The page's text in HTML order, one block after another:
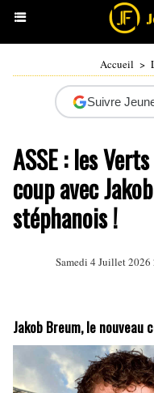
Accueil >
Suivre
ASSE : les
coup avec
stéphanois !
Samedi 4 Juillet
Jakob Breum, le nouveau